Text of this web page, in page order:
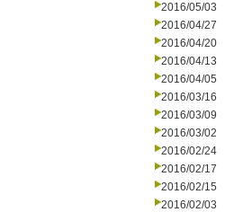
2016/05/03
2016/04/27
2016/04/20
2016/04/13
2016/04/05
2016/03/16
2016/03/09
2016/03/02
2016/02/24
2016/02/17
2016/02/15
2016/02/03